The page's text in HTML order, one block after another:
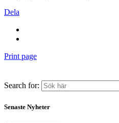
Dela
Print page
Search for:
Senaste Nyheter